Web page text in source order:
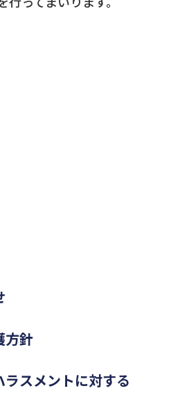
方針
ラスメントに対する